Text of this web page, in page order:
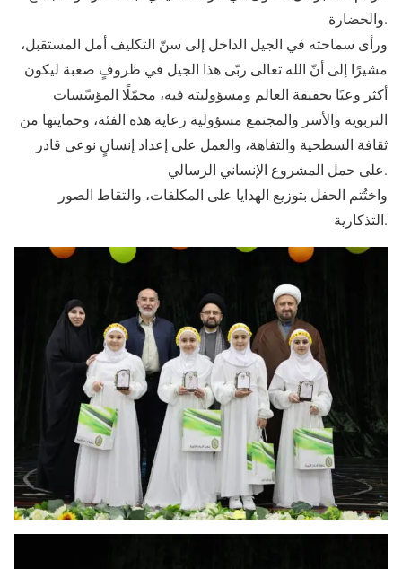
والحضارة.
ورأى سماحته في الجيل الداخل إلى سنّ التكليف أمل المستقبل،
مشيرًا إلى أنّ الله تعالى ربّى هذا الجيل في ظروفٍ صعبة ليكون
أكثر وعيًا بحقيقة العالم ومسؤوليته فيه، محمّلًا المؤسّسات
التربوية والأسر والمجتمع مسؤولية رعاية هذه الفئة، وحمايتها من
ثقافة السطحية والتفاهة، والعمل على إعداد إنسانٍ نوعي قادر
على حمل المشروع الإنساني الرسالي.
واختُتم الحفل بتوزيع الهدايا على المكلفات، والتقاط الصور
التذكارية.